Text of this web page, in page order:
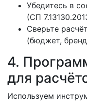
Убедитесь в
(СП
Сверьте
(бюджет,
4.
для
Используем